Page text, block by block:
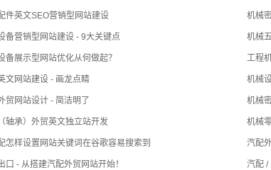
件英文SEO营销型网站建设 机械
备营销型网站建设 - 9大关键点 机械
备展示型网站优化从何做起？ 工程
文网站建设 - 画龙点睛 机械
贸网站设计 - 简洁明了 机械
轴承）外贸英文独立站开发 机械
怎样设置网站关键词在谷歌容易搜索到 汽配
口 - 从搭建汽配外贸网站开始！ 汽配 /